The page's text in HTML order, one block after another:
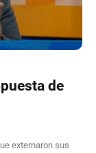
de
externaron sus